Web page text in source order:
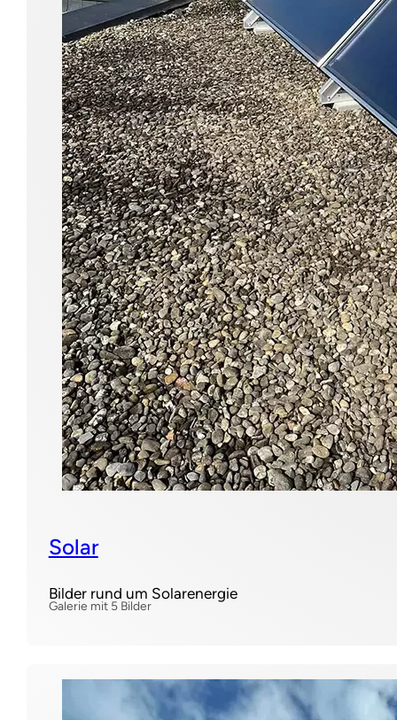
Solar
Bilder rund um Solarenergie
Galerie mit 5 Bilder